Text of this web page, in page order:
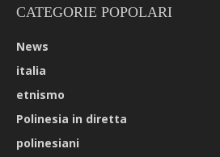
CATEGORIE POPOLARI
News
italia
etnismo
Polinesia in diretta
polinesiani